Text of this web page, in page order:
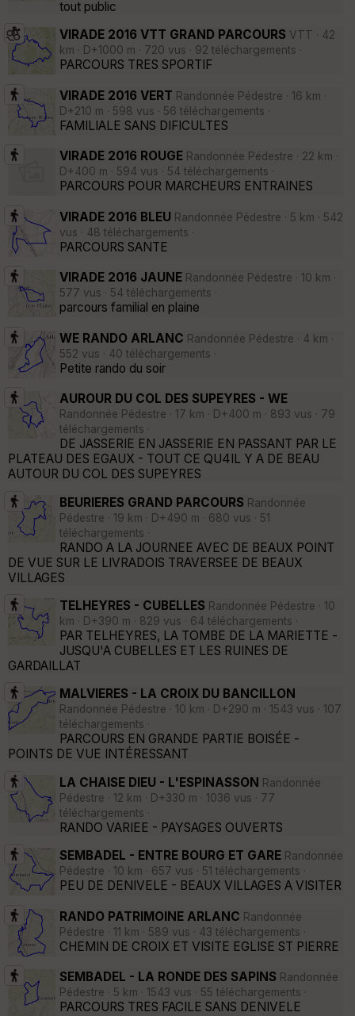
tout public
VIRADE 2016 VTT GRAND PARCOURS VTT · 42
km · D+1000 m · 720 vus · 92 téléchargements ·
PARCOURS TRES SPORTIF
VIRADE 2016 VERT Randonnée Pédestre · 16 km ·
D+210 m · 598 vus · 56 téléchargements ·
FAMILIALE SANS DIFICULTES
VIRADE 2016 ROUGE Randonnée Pédestre · 22 km ·
D+400 m · 594 vus · 54 téléchargements ·
PARCOURS POUR MARCHEURS ENTRAINES
VIRADE 2016 BLEU Randonnée Pédestre · 5 km · 542
vus · 48 téléchargements ·
PARCOURS SANTE
VIRADE 2016 JAUNE Randonnée Pédestre · 10 km ·
577 vus · 54 téléchargements ·
parcours familial en plaine
WE RANDO ARLANC Randonnée Pédestre · 4 km ·
552 vus · 40 téléchargements ·
Petite rando du soir
AUROUR DU COL DES SUPEYRES - WE
Randonnée Pédestre · 17 km · D+400 m · 893 vus · 79
téléchargements ·
DE JASSERIE EN JASSERIE EN PASSANT PAR LE
PLATEAU DES EGAUX - TOUT CE QU4IL Y A DE BEAU
AUTOUR DU COL DES SUPEYRES
BEURIERES GRAND PARCOURS Randonnée
Pédestre · 19 km · D+490 m · 680 vus · 51
téléchargements ·
RANDO A LA JOURNEE AVEC DE BEAUX POINT
DE VUE SUR LE LIVRADOIS TRAVERSEE DE BEAUX
VILLAGES
TELHEYRES - CUBELLES Randonnée Pédestre · 10
km · D+390 m · 829 vus · 64 téléchargements ·
PAR TELHEYRES, LA TOMBE DE LA MARIETTE -
JUSQU'A CUBELLES ET LES RUINES DE
GARDAILLAT
MALVIERES - LA CROIX DU BANCILLON
Randonnée Pédestre · 10 km · D+290 m · 1543 vus · 107
téléchargements ·
PARCOURS EN GRANDE PARTIE BOISÉE -
POINTS DE VUE INTÉRESSANT
LA CHAISE DIEU - L'ESPINASSON Randonnée
Pédestre · 12 km · D+330 m · 1036 vus · 77
téléchargements ·
RANDO VARIEE - PAYSAGES OUVERTS
SEMBADEL - ENTRE BOURG ET GARE Randonnée
Pédestre · 10 km · 657 vus · 51 téléchargements ·
PEU DE DENIVELE - BEAUX VILLAGES A VISITER
RANDO PATRIMOINE ARLANC Randonnée
Pédestre · 11 km · 589 vus · 43 téléchargements ·
CHEMIN DE CROIX ET VISITE EGLISE ST PIERRE
SEMBADEL - LA RONDE DES SAPINS Randonnée
Pédestre · 5 km · 1543 vus · 55 téléchargements ·
PARCOURS TRES FACILE SANS DENIVELE